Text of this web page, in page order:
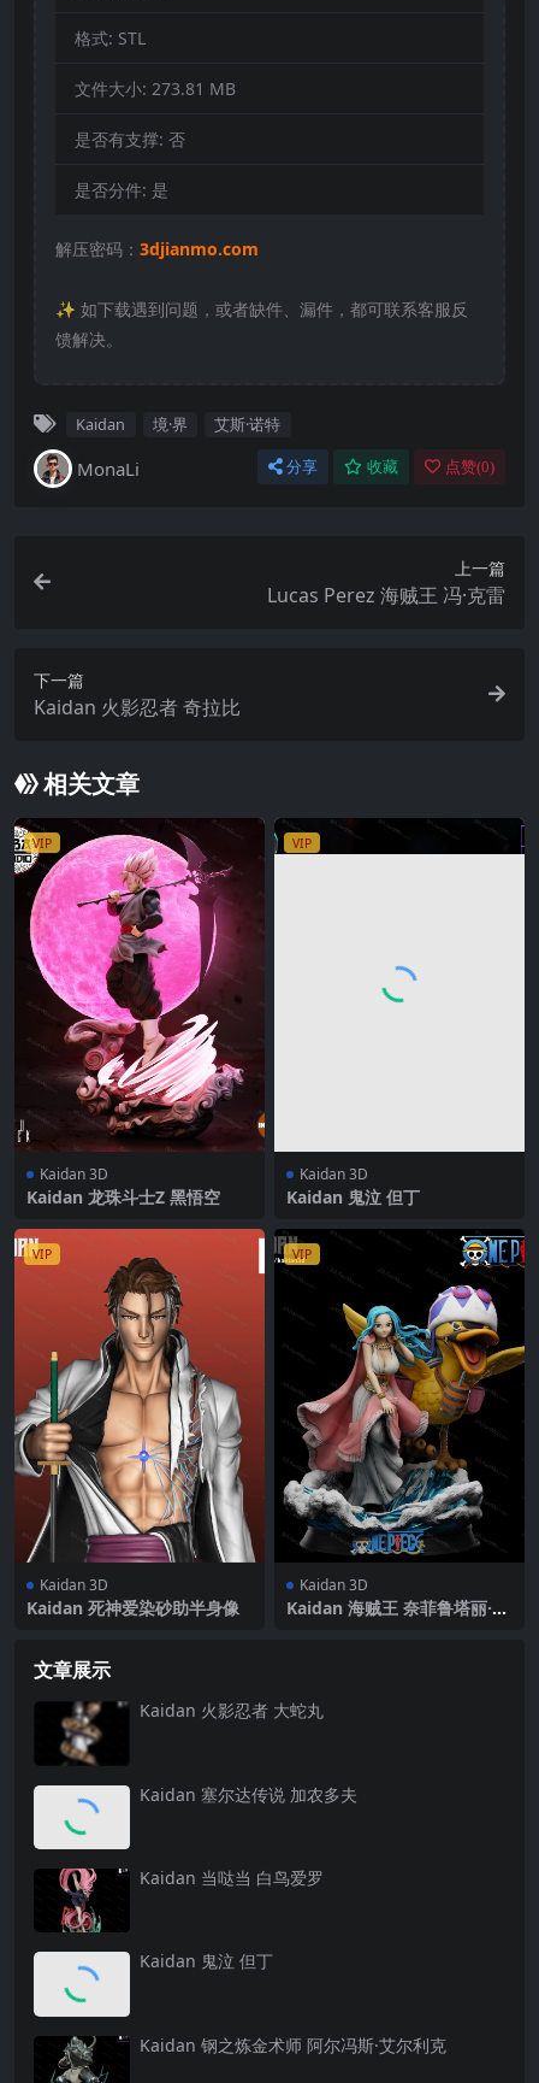
格式: STL
文件大小: 273.81 MB
是否有支撑: 否
是否分件: 是
解压密码： 3djianmo.com
✨️ 如下载遇到问题，或者缺件、漏件，都可联系客服反
馈解决。
Kaidan 境·界 艾斯·诺特
MonaLi 分享 收藏 点赞(0)
上一篇
Lucas Perez 海贼王 冯·克雷
下一篇
Kaidan 火影忍者 奇拉比
相关文章
VIP
Kaidan 3D
Kaidan 龙珠斗士Z 黑悟空
VIP
Kaidan 3D
Kaidan 鬼泣 但丁
VIP
Kaidan 3D
Kaidan 死神爱染砂助半身像
VIP
Kaidan 3D
Kaidan 海贼王 奈菲鲁塔丽·薇
文章展示
Kaidan 火影忍者 大蛇丸
Kaidan 塞尔达传说 加农多夫
Kaidan 当哒当 白鸟爱罗
Kaidan 鬼泣 但丁
Kaidan 钢之炼金术师 阿尔冯斯·艾尔利克